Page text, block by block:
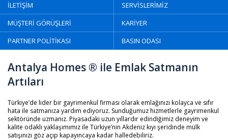
İLETİŞİM
SERVİSLERİMİZ
MÜŞTERİ GÖRÜŞLERİ
KARİYER
PARTNER POLİTİKASI
BASIN ODASI
Antalya Homes ® ile Emlak Satmanın
Artıları
Türkiye’de lider bir gayrimenkul firması olarak emlağınızı kolayca ve sıfır
hata ile satmanıza yardım ediyoruz. Sunduğumuz hizmetlerle gayrimenkul
sektöründe uzmanız. Piyasadaki uzun yıllardır edindiğimiz deneyim ve
kalite odaklı yaklaşımımız ile Türkiye’nin Akdeniz kıyı şeridinde mülk
satışınızı göz açıp kapayıncaya kadar halledebiliriz.